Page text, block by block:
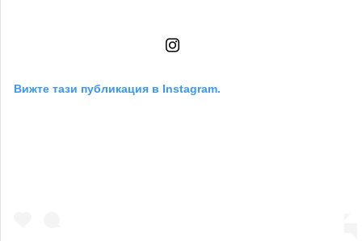
Вижте тази публикация в Instagram.